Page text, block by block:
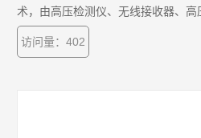
术，由高压检测仪、无线接收器、高
穿透多层楼房障碍或直线30米内接收
访问量：402